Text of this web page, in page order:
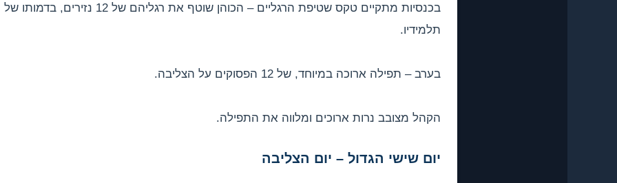
בכנסיות מתקיים טקס שטיפת הרגליים – הכוהן
תלמידיו.
בערב – תפילה ארוכה במיוחד, של 12 הפסוקים על הצליבה.
הקהל מצובב נרות ארוכים ומלווה את התפילה.
יום שישי הגדול – יום הצליבה